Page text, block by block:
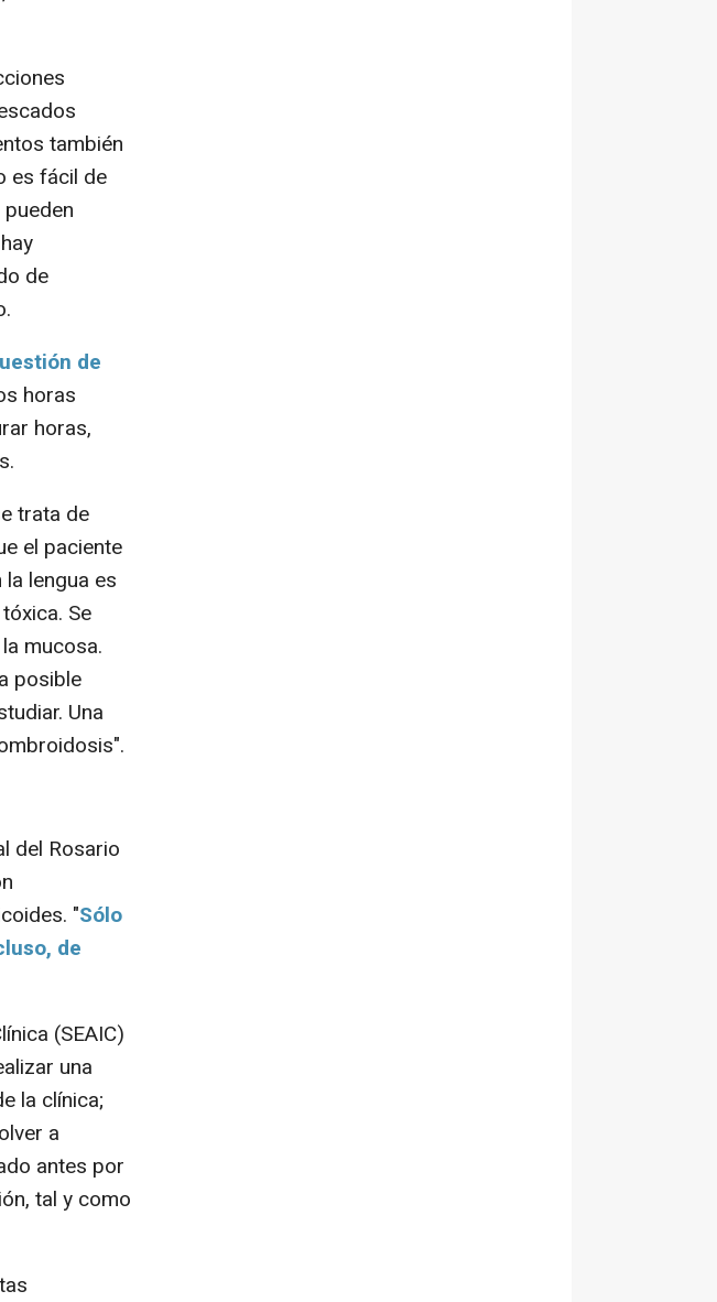
también
es fácil de
de
de
horas
horas,
trata de
el paciente
lengua es
Se
mucosa.
posible
Una
del Rosario
"Sólo
de
(SEAIC)
una
la clínica;
a
antes por
tal y como